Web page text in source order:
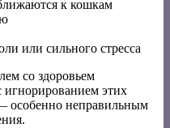
к кошкам
или сильного стресса
со здоровьем
игнорированием этих
особенно неправильным